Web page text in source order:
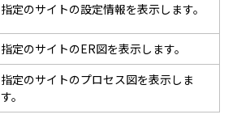
指定のサイトの設定情報を表示します。
指定のサイトのER図を表示します。
指定のサイトのプロセス図を表示しま
す。